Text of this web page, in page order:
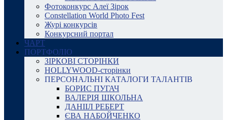
Фотоконкурс Алеї Зірок
Constellation World Photo Fest
Журі конкурсів
Конкурсний портал
ЧАРТ
ПОРТФОЛІО
ЗІРКОВІ СТОРІНКИ
HOLLYWOOD-сторінки
ПЕРСОНАЛЬНІ КАТАЛОГИ ТАЛАНТІВ
БОРИС ПУГАЧ
ВАЛЕРІЯ ШКОЛЬНА
ДАНІІЛ РЕБЕРТ
ЄВА НАБОЙЧЕНКО